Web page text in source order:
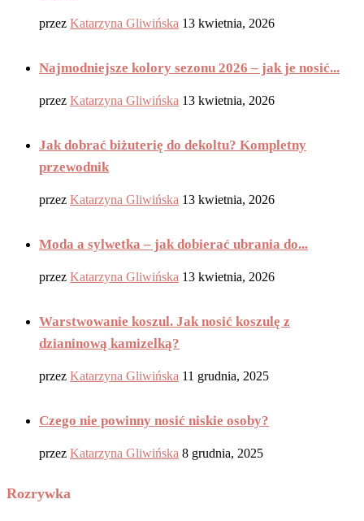
przez Katarzyna Gliwińska 13 kwietnia, 2026
Najmodniejsze kolory sezonu 2026 – jak je nosić...
przez Katarzyna Gliwińska 13 kwietnia, 2026
Jak dobrać biżuterię do dekoltu? Kompletny
przewodnik
przez Katarzyna Gliwińska 13 kwietnia, 2026
Moda a sylwetka – jak dobierać ubrania do...
przez Katarzyna Gliwińska 13 kwietnia, 2026
Warstwowanie koszul. Jak nosić koszulę z
dzianinową kamizelką?
przez Katarzyna Gliwińska 11 grudnia, 2025
Czego nie powinny nosić niskie osoby?
przez Katarzyna Gliwińska 8 grudnia, 2025
Rozrywka